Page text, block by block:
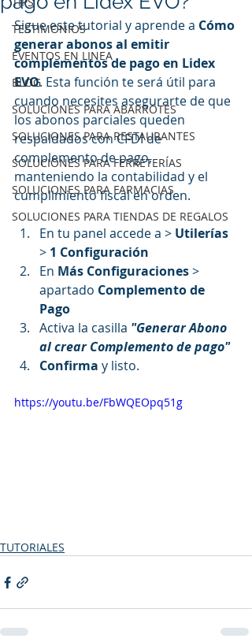
TESTIMONIOS
EVENTOS EN LINEA
BLOG
SOLUCIONES PARA ABARROTES
SOLUCIONES PARA RESTAURANTES
SOLUCIONES PARA FERRETERÍAS
SOLUCIONES PARA FARMACIAS
SOLUCIONES PARA TIENDAS DE REGALOS
Sigue este tutorial y aprende a Cómo
generar abonos al emitir
complementos de pago en Lidex
EVO. Esta función te será útil para
cuando necesites asegurarte de que
los abonos parciales queden
respaldados con CFDI de
complemento de pago,
manteniendo la contabilidad y el
cumplimiento fiscal en orden.
En tu panel accede a > Utilerías
> 1 Configuración
En Más Configuraciones >
apartado Complemento de
Pago
Activa la casilla "Generar Abono
al crear Complemento de pago"
Confirma y listo.
https://youtu.be/FbWQEOpq51g
TUTORIALES